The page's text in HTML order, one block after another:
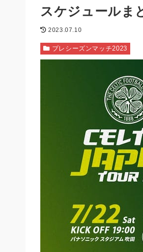
スケジュールま
2023.07.10
プレシーズンマッチ2023